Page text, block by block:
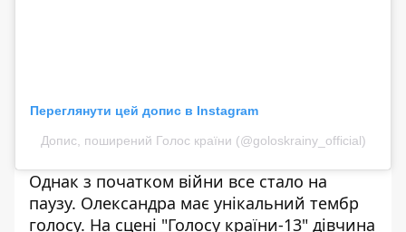
Переглянути цей допис в Instagram
Допис, поширений Голос країни (@goloskrainy_official)
Однак з початком війни все стало на
паузу. Олександра має унікальний тембр
голосу. На сцені "Голосу країни-13" дівчина